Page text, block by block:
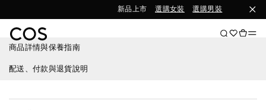
新品上市 選購女裝 選購男裝
商品詳情與保養指南
配送、付款與退貨說明